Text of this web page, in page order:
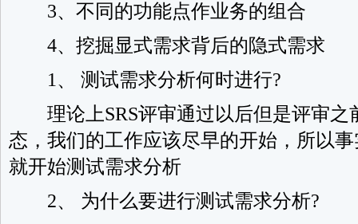
3、不同的功能点作业务的组合
4、挖掘显式需求背后的隐式需求
1、 测试需求分析何时进行?
理论上SRS评审通过以后但是评审之
态，我们的工作应该尽早的开始，所以
就开始测试需求分析
2、 为什么要进行测试需求分析?